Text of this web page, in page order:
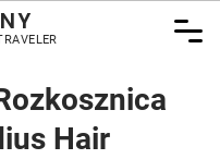
Hair